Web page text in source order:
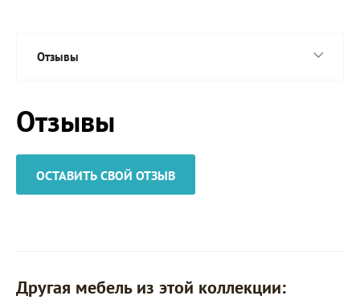
Отзывы
Отзывы
ОСТАВИТЬ СВОЙ ОТЗЫВ
Другая мебель из этой коллекции: